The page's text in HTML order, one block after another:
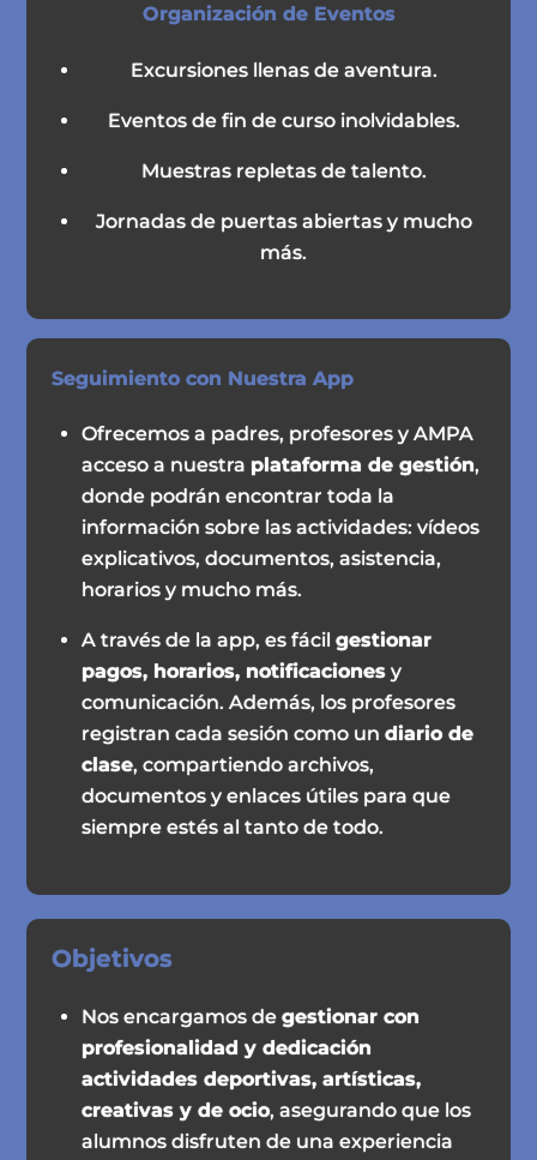
Organización de Eventos
Excursiones llenas de aventura.
Eventos de fin de curso inolvidables.
Muestras repletas de talento.
Jornadas de puertas abiertas y mucho
más.
Seguimiento con Nuestra App
Ofrecemos a padres, profesores y AMPA
acceso a nuestra plataforma de gestión,
donde podrán encontrar toda la
información sobre las actividades: vídeos
explicativos, documentos, asistencia,
horarios y mucho más.
A través de la app, es fácilgestionar
pagos, horarios, notificaciones y
comunicación. Además, los profesores
registran cada sesión como undiario de
clase, compartiendo archivos,
documentos y enlaces útiles para que
siempre estés al tanto de todo.
Objetivos
Nos encargamos degestionar con
profesionalidad y dedicación
actividades deportivas, artísticas,
creativas y de ocio, asegurando que los
alumnos disfruten de una experiencia